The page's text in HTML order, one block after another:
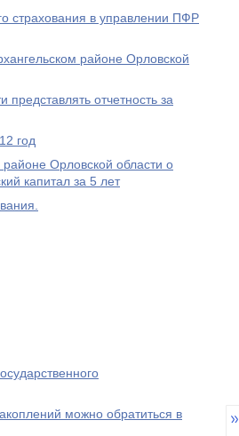
страхования в управлении ПФР
районе Орловской
отчетность за
год
Орловской области о
капитал за 5 лет
можно обратиться в